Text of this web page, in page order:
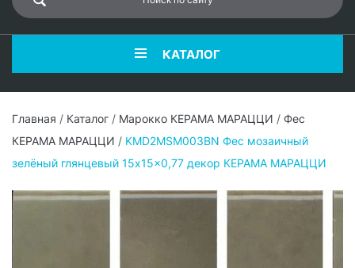
КАТАЛОГ
Главная / Каталог / Марокко КЕРАМА МАРАЦЦИ / Фес
КЕРАМА МАРАЦЦИ / KMD2MSM003BN Фес мозаичный
зелёный глянцевый 15x15x0,77 декор КЕРАМА МАРАЦЦИ